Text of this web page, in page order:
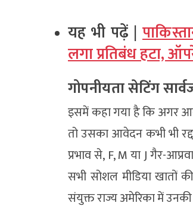
यह भी पढ़ें |
लगा प्रतिबंध हटा,
गोपनीयता सेटिंग
इसमें कहा गया है कि अगर
तो उसका आवेदन कभी भी
प्रभाव से, F, M या J गैर-
सभी सोशल मीडिया खातों
संयुक्त राज्य अमेरिका में